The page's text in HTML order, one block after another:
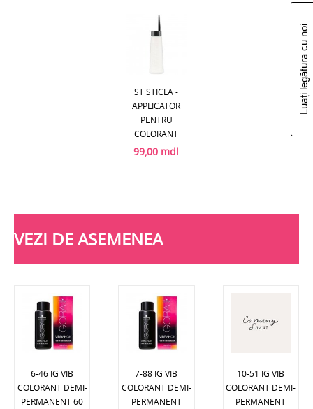
Luați legătura cu noi
ST STICLA -
APPLICATOR
PENTRU
COLORANT
99,00 mdl
VEZI DE ASEMENEA
6-46 IG VIB
COLORANT DEMI-
PERMANENT 60
7-88 IG VIB
COLORANT DEMI-
PERMANENT
10-51 IG VIB
COLORANT DEMI-
PERMANENT